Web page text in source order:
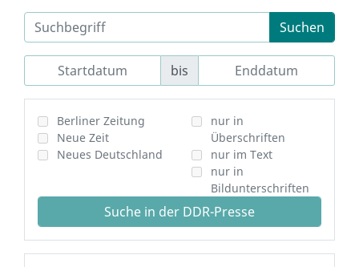
Suchen
bis
Berliner Zeitung
Neue Zeit
Neues Deutschland
nur in
Überschriften
nur im Text
nur in
Bildunterschriften
Suche in der DDR-Presse